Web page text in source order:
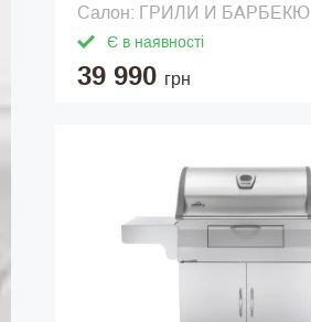
Салон: ГРИЛИ И БАРБЕКЮ
Є в наявності
39 990 грн